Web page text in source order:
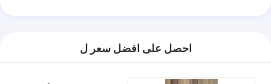
احصل على افضل سعر ل